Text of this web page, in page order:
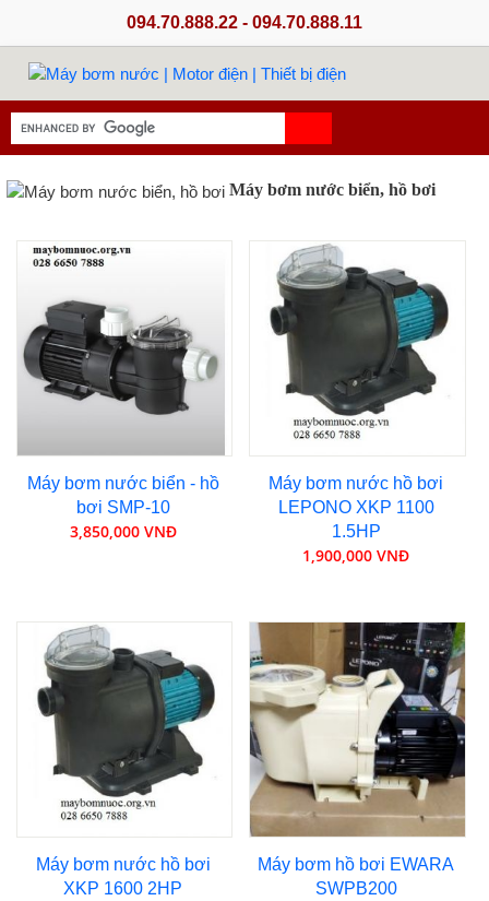
094.70.888.22 - 094.70.888.11
Máy bơm nước biển, hồ bơi
Máy bơm nước biển - hồ
bơi SMP-10
3,850,000 VNĐ
Máy bơm nước hồ bơi
LEPONO XKP 1100
1.5HP
1,900,000 VNĐ
Máy bơm nước hồ bơi
XKP 1600 2HP
Máy bơm hồ bơi EWARA
SWPB200